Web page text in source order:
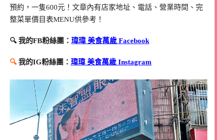
預約，一隻600元！文章內有店家地址、電話、營業時間、完
整菜單價目表MENU供參考！
🔍 我的FB粉絲團： 瑋瑋 美食萬歲 Facebook
🔍我的IG粉絲團： 瑋瑋 美食萬歲 Instagram